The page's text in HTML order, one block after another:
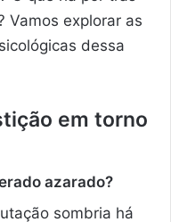
Vamos explorar as
dessa
em torno
azarado?
sombria há